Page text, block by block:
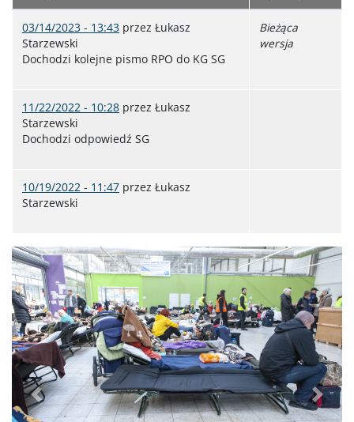
03/14/2023 - 13:43 przez Łukasz
Starzewski
Dochodzi kolejne pismo RPO do KG SG
Bieżąca
wersja
11/22/2022 - 10:28 przez Łukasz
Starzewski
Dochodzi odpowiedź SG
10/19/2022 - 11:47 przez Łukasz
Starzewski
Poprzednie Dalej